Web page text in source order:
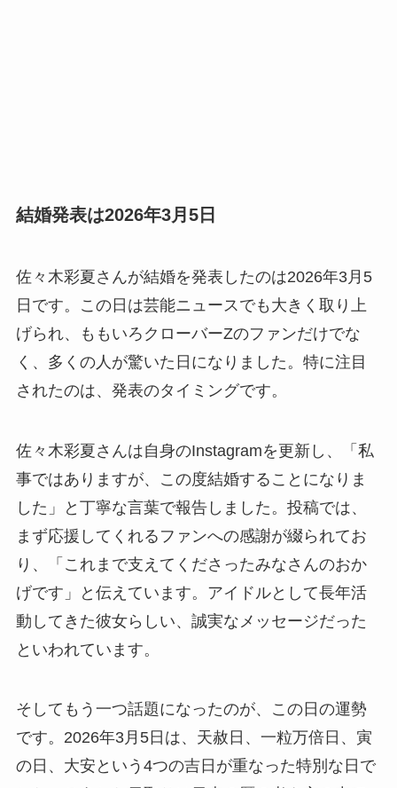
結婚発表は2026年3月5日
佐々木彩夏さんが結婚を発表したのは2026年3月5
日です。この日は芸能ニュースでも大きく取り上
げられ、ももいろクローバーZのファンだけでな
く、多くの人が驚いた日になりました。特に注目
されたのは、発表のタイミングです。
佐々木彩夏さんは自身のInstagramを更新し、「私
事ではありますが、この度結婚することになりま
した」と丁寧な言葉で報告しました。投稿では、
まず応援してくれるファンへの感謝が綴られてお
り、「これまで支えてくださったみなさんのおか
げです」と伝えています。アイドルとして長年活
動してきた彼女らしい、誠実なメッセージだった
といわれています。
そしてもう一つ話題になったのが、この日の運勢
です。2026年3月5日は、天赦日、一粒万倍日、寅
の日、大安という4つの吉日が重なった特別な日で